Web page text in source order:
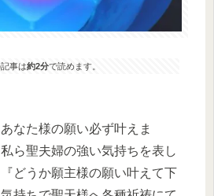
事は約2分で読めます。
なた様の願い必ず叶えま
ら聖夫婦の強い気持ちを表し
どうか願主様の願い叶えて下